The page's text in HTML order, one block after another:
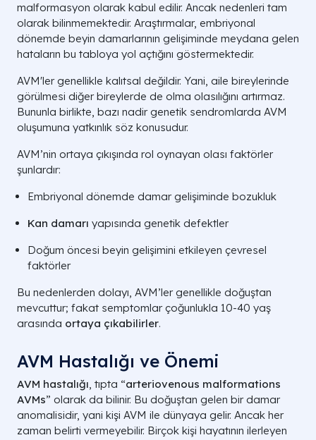
malformasyon olarak kabul edilir. Ancak nedenleri tam
olarak bilinmemektedir. Araştırmalar, embriyonal
dönemde beyin damarlarının gelişiminde meydana gelen
hataların bu tabloya yol açtığını göstermektedir.
AVM'ler genellikle kalıtsal değildir. Yani, aile bireylerinde
görülmesi diğer bireylerde de olma olasılığını artırmaz.
Bununla birlikte, bazı nadir genetik sendromlarda AVM
oluşumuna yatkınlık söz konusudur.
AVM’nin ortaya çıkışında rol oynayan olası faktörler
şunlardır:
Embriyonal dönemde damar gelişiminde bozukluk
Kan damarı yapısında genetik defektler
Doğum öncesi beyin gelişimini etkileyen çevresel
faktörler
Bu nedenlerden dolayı, AVM’ler genellikle doğuştan
mevcuttur; fakat semptomlar çoğunlukla 10-40 yaş
arasında ortaya çıkabilirler.
AVM Hastalığı ve Önemi
AVM hastalığı, tıpta “arteriovenous malformations
AVMs” olarak da bilinir. Bu doğuştan gelen bir damar
anomalisidir, yani kişi AVM ile dünyaya gelir. Ancak her
zaman belirti vermeyebilir. Birçok kişi hayatının ilerleyen